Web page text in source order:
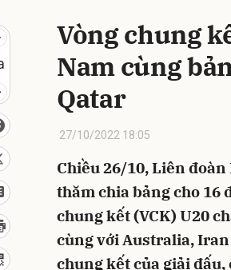
Vòng chung
Nam cùng
Qatar
27/10/2022 18:05
Chiều 26/10, Liên đoàn
thăm chia bảng cho 16
chung kết (VCK) U20
cùng với Australia, Iran
chung kết của giải